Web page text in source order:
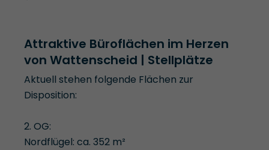
Attraktive Büroflächen im Herzen
von Wattenscheid | Stellplätze
Aktuell stehen folgende Flächen zur
Disposition:
2. OG:
Nordflügel: ca. 352 m²